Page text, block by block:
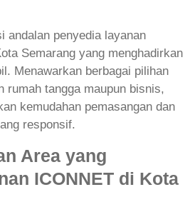
andalan penyedia layanan
Semarang yang menghadirkan
Menawarkan berbagai pilihan
rumah tangga maupun bisnis,
kemudahan pemasangan dan
responsif.
Area yang
ICONNET di Kota